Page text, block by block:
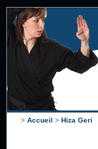
> Accueil > Hiza Geri